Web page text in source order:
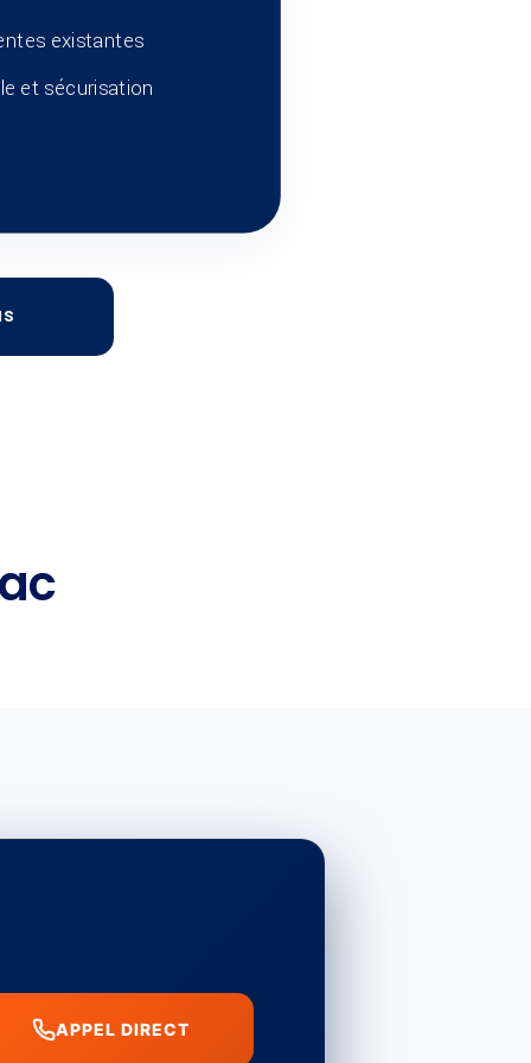
existantes
et sécurisation
APPEL DIRECT